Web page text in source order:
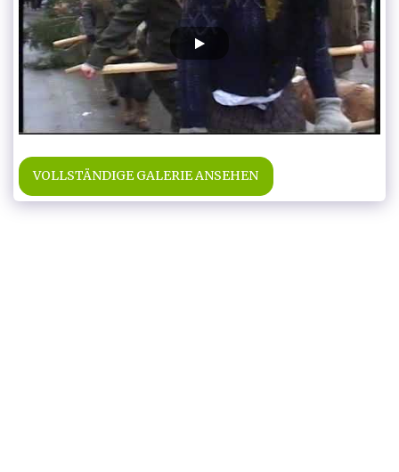
VOLLSTÄNDIGE GALERIE ANSEHEN